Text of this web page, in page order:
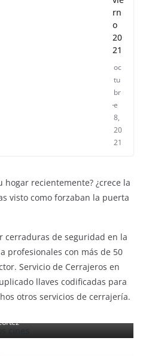
rn
o
20
21
oc
tu
br
e
8,
20
21
recientemente? ¿crece la
visto como forzaban la puerta
cerraduras de seguridad en la
profesionales con más de 50
Servicio de Cerrajeros en
llaves codificadas para
otros servicios de cerrajería.
LIBROS CINE Y TV
y te mostramos todos los